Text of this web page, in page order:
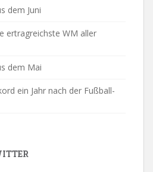
dem Juni
ertragreichste WM aller
dem Mai
ein Jahr nach der Fußball-